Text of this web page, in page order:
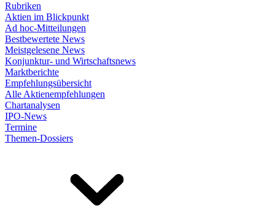
Rubriken
Aktien im Blickpunkt
Ad hoc-Mitteilungen
Bestbewertete News
Meistgelesene News
Konjunktur- und Wirtschaftsnews
Marktberichte
Empfehlungsübersicht
Alle Aktienempfehlungen
Chartanalysen
IPO-News
Termine
Themen-Dossiers